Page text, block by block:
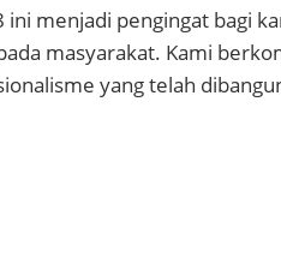
menjadi pengingat bagi
masyarakat. Kami
yang telah